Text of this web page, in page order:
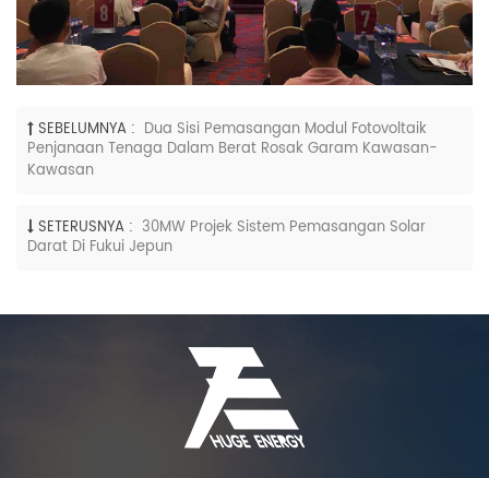
SEBELUMNYA : Dua Sisi Pemasangan Modul Fotovoltaik
Penjanaan Tenaga Dalam Berat Rosak Garam Kawasan-
Kawasan
SETERUSNYA : 30MW Projek Sistem Pemasangan Solar
Darat Di Fukui Jepun